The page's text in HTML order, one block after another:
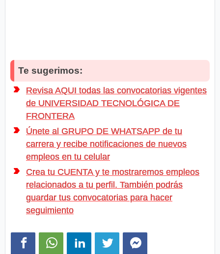
Te sugerimos:
Revisa AQUI todas las convocatorias vigentes
de UNIVERSIDAD TECNOLÓGICA DE
FRONTERA
Únete al GRUPO DE WHATSAPP de tu
carrera y recibe notificaciones de nuevos
empleos en tu celular
Crea tu CUENTA y te mostraremos empleos
relacionados a tu perfil. También podrás
guardar tus convocatorias para hacer
seguimiento